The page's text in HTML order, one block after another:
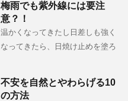
梅雨でも紫外線には要注
意？！
温かくなってきたし日差しも強く
なってきたら、日焼け止めを塗ろ
不安を自然とやわらげる10
の方法